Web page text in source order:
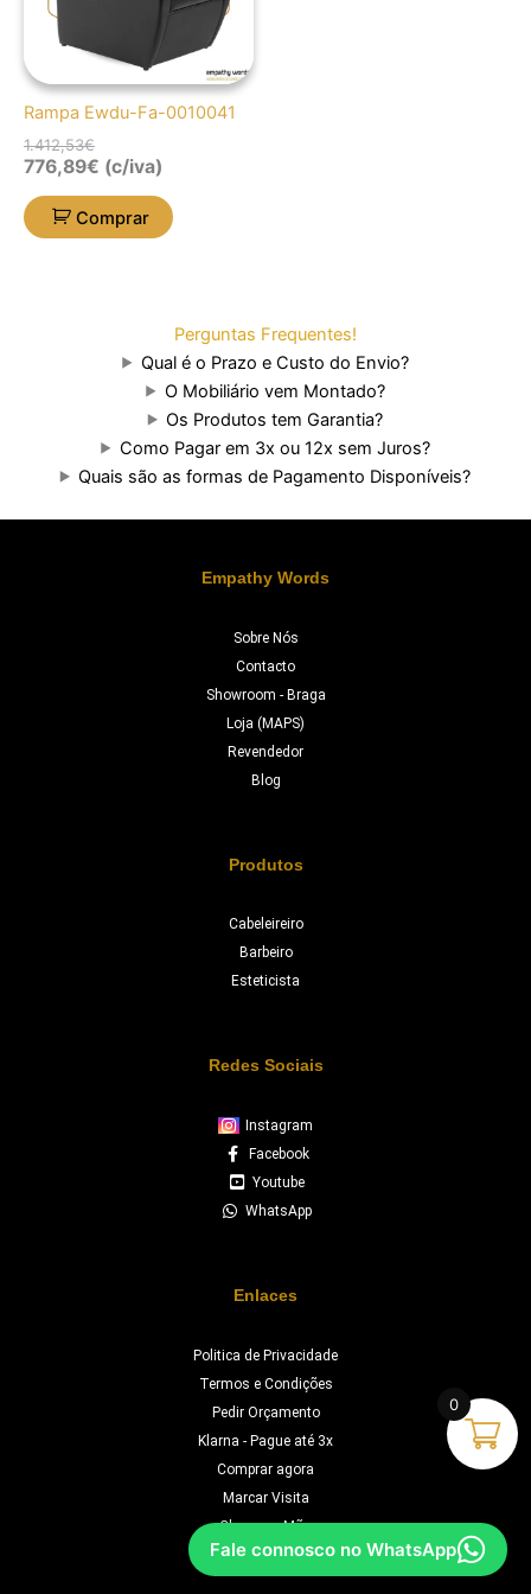
Rampa Ewdu-Fa-0010041
1.412,53€
776,89€ (c/iva)
Comprar
Perguntas Frequentes!
Qual é o Prazo e Custo do Envio?
O Mobiliário vem Montado?
Os Produtos tem Garantia?
Como Pagar em 3x ou 12x sem Juros?
Quais são as formas de Pagamento Disponíveis?
Empathy Words
Sobre Nós
Contacto
Showroom - Braga
Loja (MAPS)
Revendedor
Blog
Produtos
Cabeleireiro
Barbeiro
Esteticista
Redes Sociais
Instagram
Facebook
Youtube
WhatsApp
Enlaces
Politica de Privacidade
Termos e Condições
Pedir Orçamento
Klarna - Pague até 3x
Comprar agora
Marcar Visita
Chave na Mão
Orçamento
Fale connosco no WhatsApp
0